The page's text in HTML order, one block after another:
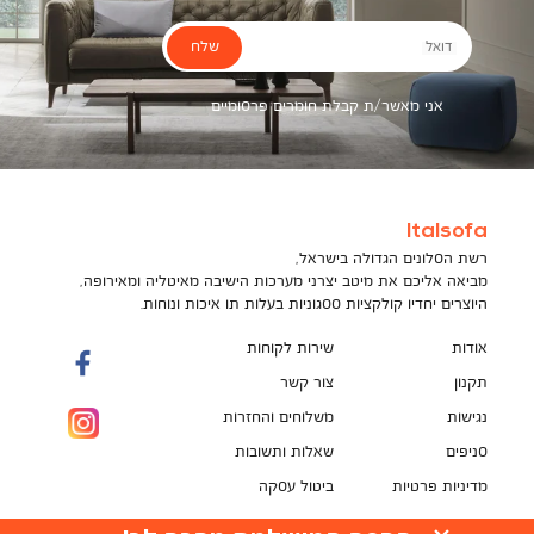
דואל
אני מאשר/ת קבלת חומרים פרסומיים
שלח
Italsofa
רשת הסלונים הגדולה בישראל,
מביאה אליכם את מיטב יצרני מערכות הישיבה מאיטליה ומאירופה,
היוצרים יחדיו קולקציות ססגוניות בעלות תו איכות ונוחות.
אודות
תקנון
נגישות
סניפים
מדיניות פרטיות
שירות לקוחות
צור קשר
משלוחים והחזרות
שאלות ותשובות
ביטול עסקה
תקנון מועדון לקוחות